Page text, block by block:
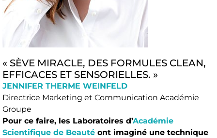
« SÈVE MIRACLE, DES FORMULES CLEAN,
EFFICACES ET SENSORIELLES. »
JENNIFER THERME WEINFELD
Directrice Marketing et Communication Académie
Groupe
Pour ce faire, les Laboratoires d’Académie
Scientifique de Beauté ont imaginé une technique